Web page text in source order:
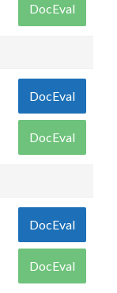
DocEval
DocEval
DocEval
DocEval
DocEval